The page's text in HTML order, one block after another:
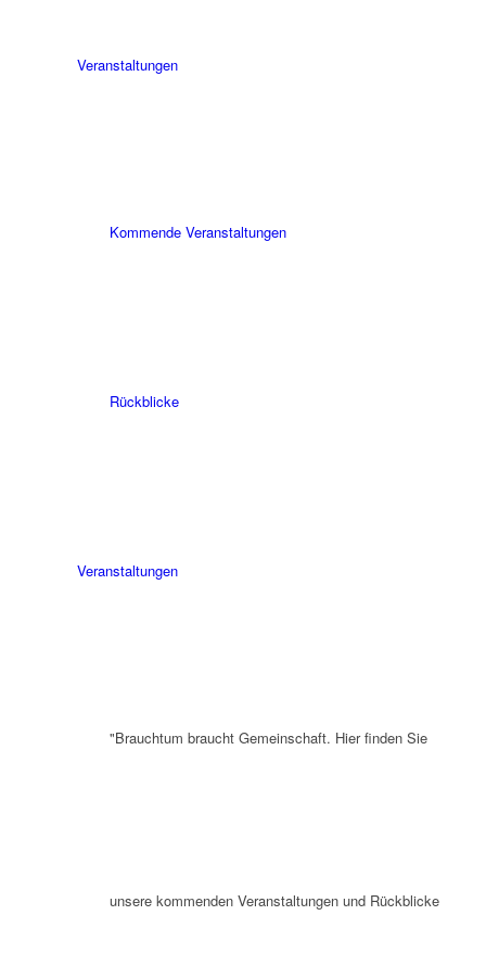
Veranstaltungen
Kommende Veranstaltungen
Rückblicke
Veranstaltungen
"Brauchtum braucht Gemeinschaft. Hier finden Sie
unsere kommenden Veranstaltungen und Rückblicke